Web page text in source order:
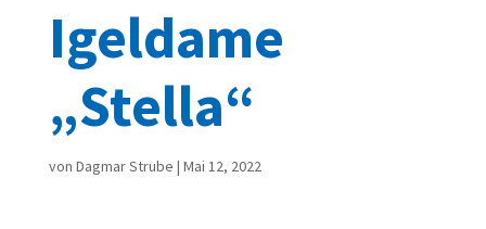
Igeldame
„Stella“
von Dagmar Strube | Mai 12, 2022